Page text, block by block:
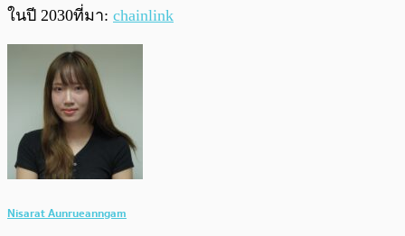
ในปี 2030ที่มา: chainlink
Nisarat Aunrueanngam